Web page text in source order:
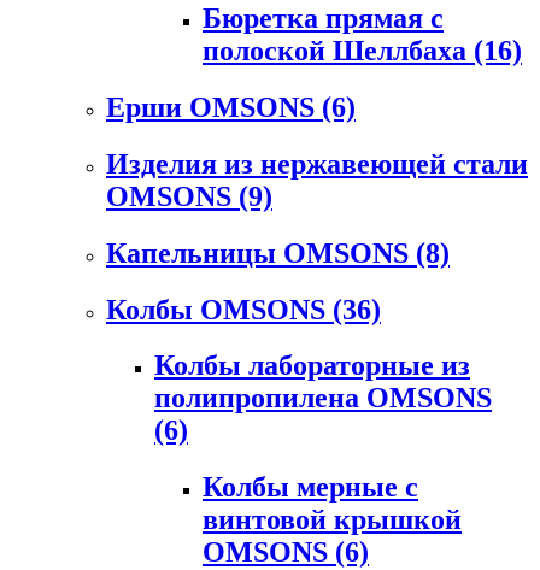
Бюретка прямая с
полоской Шеллбаха (16)
Ерши OMSONS (6)
Изделия из нержавеющей стали
OMSONS (9)
Капельницы OMSONS (8)
Колбы OMSONS (36)
Колбы лабораторные из
полипропилена OMSONS
(6)
Колбы мерные с
винтовой крышкой
OMSONS (6)